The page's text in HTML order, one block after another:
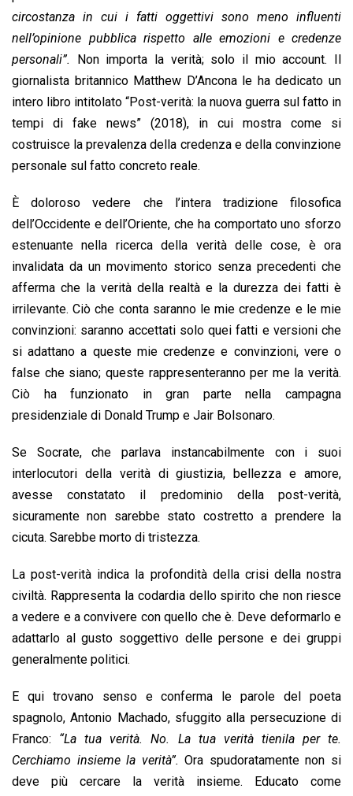
circostanza in cui i fatti oggettivi sono meno influenti
nell’opinione pubblica rispetto alle emozioni e credenze
personali”.
Non importa la verità; solo il mio account. Il
giornalista britannico Matthew D’Ancona le ha dedicato un
intero libro intitolato “Post-verità: la nuova guerra sul fatto in
tempi di fake news” (2018), in cui mostra come si
costruisce la prevalenza della credenza e della convinzione
personale sul fatto concreto reale.
È doloroso vedere che l’intera tradizione filosofica
dell’Occidente e dell’Oriente, che ha comportato uno sforzo
estenuante nella ricerca della verità delle cose, è ora
invalidata da un movimento storico senza precedenti che
afferma che la verità della realtà e la durezza dei fatti è
irrilevante. Ciò che conta saranno le mie credenze e le mie
convinzioni: saranno accettati solo quei fatti e versioni che
si adattano a queste mie credenze e convinzioni, vere o
false che siano; queste rappresenteranno per me la verità.
Ciò ha funzionato in gran parte nella campagna
presidenziale di Donald Trump e Jair Bolsonaro.
Se Socrate, che parlava instancabilmente con i suoi
interlocutori della verità di giustizia, bellezza e amore,
avesse constatato il predominio della post-verità,
sicuramente non sarebbe stato costretto a prendere la
cicuta. Sarebbe morto di tristezza.
La post-verità indica la profondità della crisi della nostra
civiltà. Rappresenta la codardia dello spirito che non riesce
a vedere e a convivere con quello che è. Deve deformarlo e
adattarlo al gusto soggettivo delle persone e dei gruppi
generalmente politici.
E qui trovano senso e conferma le parole del poeta
spagnolo, Antonio Machado, sfuggito alla persecuzione di
Franco: “La tua verità. No. La tua verità tienila per te.
Cerchiamo insieme la verità”. Ora spudoratamente non si
deve più cercare la verità insieme. Educato come